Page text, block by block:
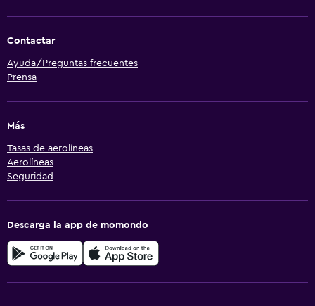
Contactar
Ayuda/Preguntas frecuentes
Prensa
Más
Tasas de aerolíneas
Aerolíneas
Seguridad
Descarga la app de momondo